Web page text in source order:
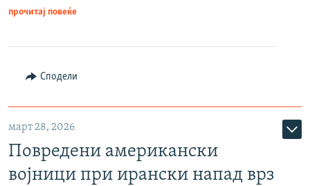
прочитај повеќе
Сподели
март 28, 2026
Повредени американски
војници при ирански напад врз